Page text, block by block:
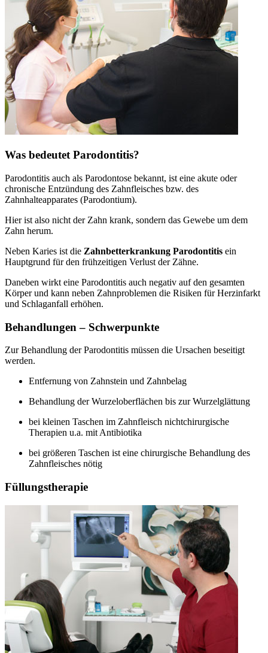
Was bedeutet Parodontitis?
Parodontitis auch als Parodontose bekannt, ist eine akute oder
chronische Entzündung des Zahnfleisches bzw. des
Zahnhalteapparates (Parodontium).
Hier ist also nicht der Zahn krank, sondern das Gewebe um dem
Zahn herum.
Neben Karies ist die Zahnbetterkrankung Parodontitis ein
Hauptgrund für den frühzeitigen Verlust der Zähne.
Daneben wirkt eine Parodontitis auch negativ auf den gesamten
Körper und kann neben Zahnproblemen die Risiken für Herzinfarkt
und Schlaganfall erhöhen.
Behandlungen – Schwerpunkte
Zur Behandlung der Parodontitis müssen die Ursachen beseitigt
werden.
Entfernung von Zahnstein und Zahnbelag
Behandlung der Wurzeloberflächen bis zur Wurzelglättung
bei kleinen Taschen im Zahnfleisch nichtchirurgische
Therapien u.a. mit Antibiotika
bei größeren Taschen ist eine chirurgische Behandlung des
Zahnfleisches nötig
Füllungstherapie